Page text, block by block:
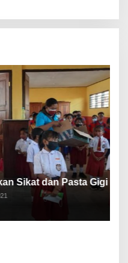
Sikat dan Pasta Gigi